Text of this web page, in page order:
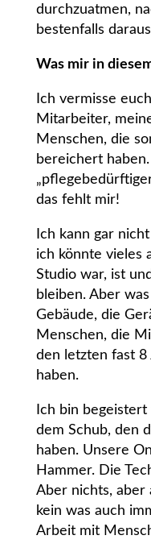
durchzuatmen,
bestenfalls
Was mir in
Ich vermisse
Mitarbeiter,
Menschen, die
bereichert
das fehlt mir!
Ich kann gar
ich könnte vieles
Studio war, ist
bleiben. Aber
Gebäude, die
Menschen, die
den letzten fast 8
haben.
Ich bin
dem Schub, den
haben. Unsere
Hammer. Die
Aber nichts, aber
kein was auch
Arbeit mit